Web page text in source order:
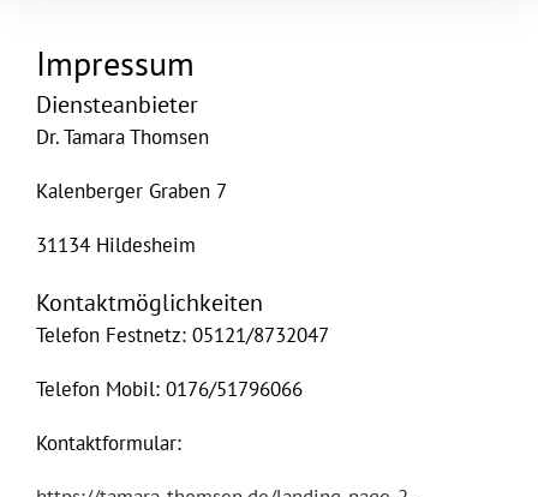
Impressum
Diensteanbieter
Dr. Tamara Thomsen
Kalenberger Graben 7
31134 Hildesheim
Kontaktmöglichkeiten
Telefon Festnetz: 05121/8732047
Telefon Mobil: 0176/51796066
Kontaktformular: